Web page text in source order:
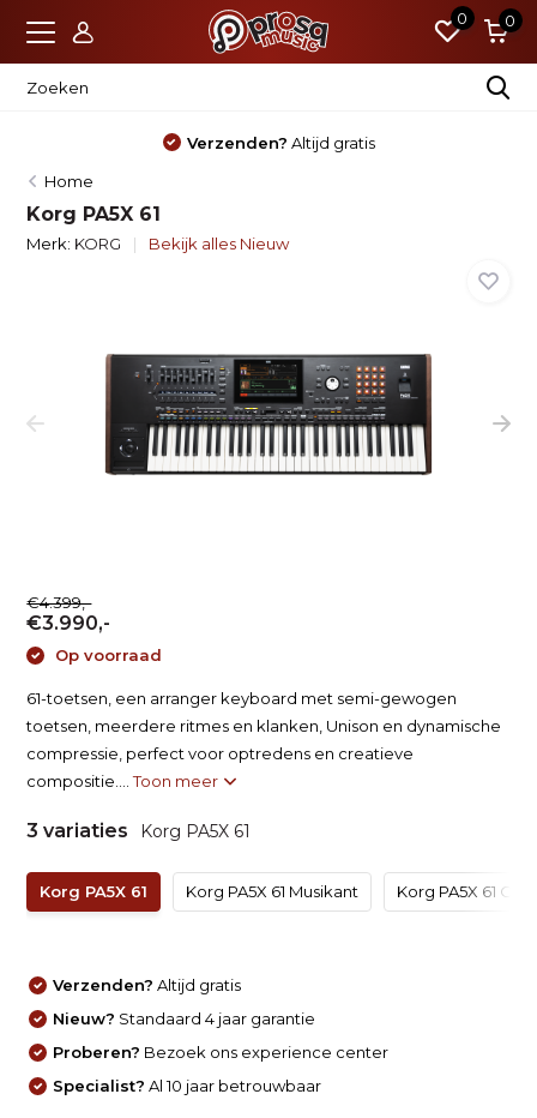
0 0
Nieuw?Standaard 4 jaar garantie
Home
Korg PA5X 61
Merk: KORG Bekijk alles Nieuw
€4.399,-
€3.990,-
Op voorraad
61-toetsen, een arranger keyboard met semi-gewogen
toetsen, meerdere ritmes en klanken, Unison en dynamische
compressie, perfect voor optredens en creatieve
compositie....Toon meer
3 variaties Korg PA5X 61
Korg PA5X 61 Korg PA5X 61 Musikant Korg PA5X 61
Verzenden? Altijd gratis
Nieuw? Standaard 4 jaar garantie
Proberen? Bezoek ons experience center
Specialist? Al 10 jaar betrouwbaar